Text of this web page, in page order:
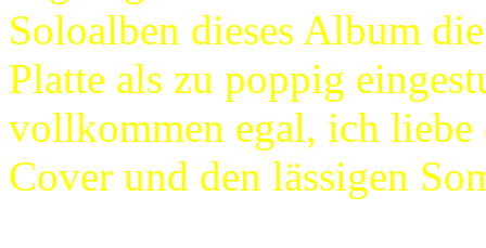
Soloalben dieses Album
Platte als zu poppig
vollkommen egal, ich
Cover und den lässigen